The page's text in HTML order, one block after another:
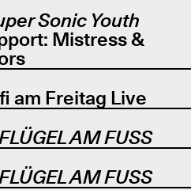
Sonic Youth
Mistress &
am Freitag Live
AM FUSS
AM FUSS